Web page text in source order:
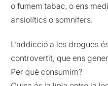
o fumem tabac, o ens
ansiolítics o somnífers.
L’addicció a les drogues
controvertit, que ens
Per què consumim?